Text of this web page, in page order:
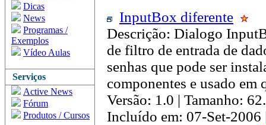
Dicas
News
Programas /
Exemplos
Vídeo Aulas
Serviços
Active News
Fórum
Produtos / Cursos
InputBox diferente
Descrição: Dialogo
de filtro de entrada de
senhas que pode ser
componentes e usado em
Versão: 1.0 | Tamanho:
Incluído em: 07-Set-